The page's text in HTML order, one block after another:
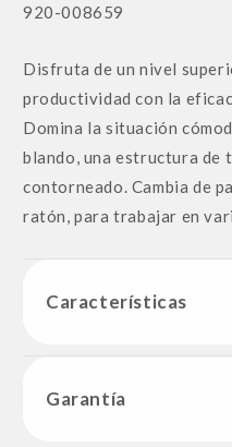
SKU:
920-008659
Disfruta de un nivel
productividad con la
Domina la situación
blando, una estructura de
contorneado. Cambia de
ratón, para trabajar en
Características
Garantía